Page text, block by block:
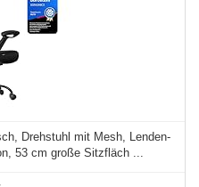
Drehstuhl mit Mesh, Lenden-
53 cm große Sitzfläch ...